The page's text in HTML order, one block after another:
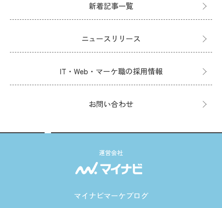
新着記事一覧
ニュースリリース
IT・Web・マーケ職の採用情報
お問い合わせ
運営会社
マイナビマーケブログ